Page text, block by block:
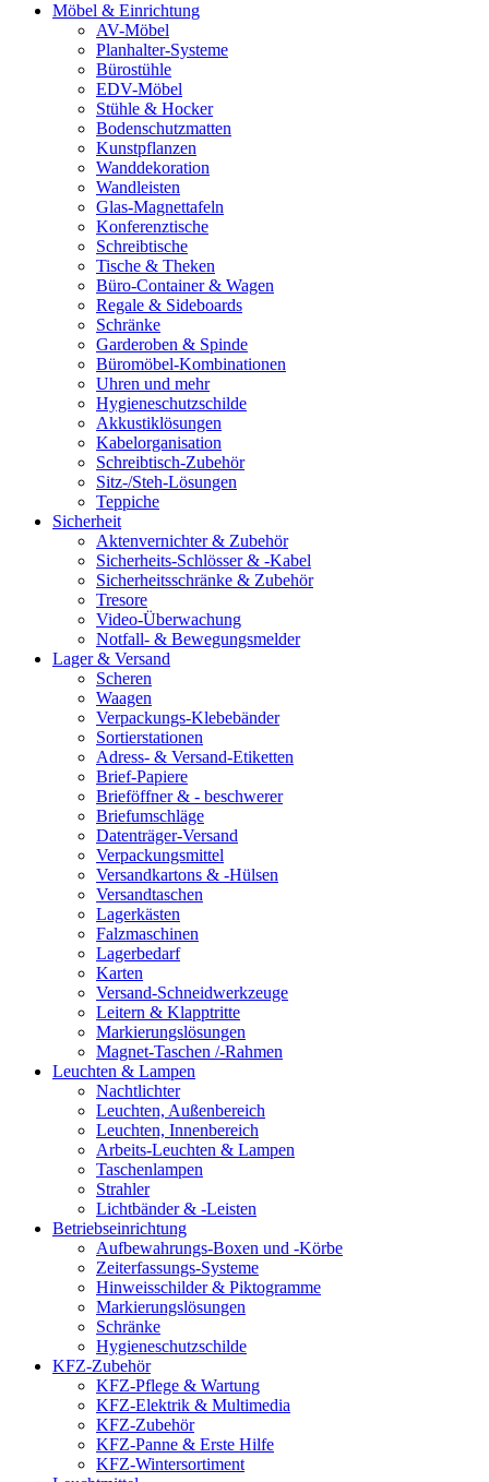
Möbel & Einrichtung
AV-Möbel
Planhalter-Systeme
Bürostühle
EDV-Möbel
Stühle & Hocker
Bodenschutzmatten
Kunstpflanzen
Wanddekoration
Wandleisten
Glas-Magnettafeln
Konferenztische
Schreibtische
Tische & Theken
Büro-Container & Wagen
Regale & Sideboards
Schränke
Garderoben & Spinde
Büromöbel-Kombinationen
Uhren und mehr
Hygieneschutzschilde
Akkustiklösungen
Kabelorganisation
Schreibtisch-Zubehör
Sitz-/Steh-Lösungen
Teppiche
Sicherheit
Aktenvernichter & Zubehör
Sicherheits-Schlösser & -Kabel
Sicherheitsschränke & Zubehör
Tresore
Video-Überwachung
Notfall- & Bewegungsmelder
Lager & Versand
Scheren
Waagen
Verpackungs-Klebebänder
Sortierstationen
Adress- & Versand-Etiketten
Brief-Papiere
Brieföffner & - beschwerer
Briefumschläge
Datenträger-Versand
Verpackungsmittel
Versandkartons & -Hülsen
Versandtaschen
Lagerkästen
Falzmaschinen
Lagerbedarf
Karten
Versand-Schneidwerkzeuge
Leitern & Klapptritte
Markierungslösungen
Magnet-Taschen /-Rahmen
Leuchten & Lampen
Nachtlichter
Leuchten, Außenbereich
Leuchten, Innenbereich
Arbeits-Leuchten & Lampen
Taschenlampen
Strahler
Lichtbänder & -Leisten
Betriebseinrichtung
Aufbewahrungs-Boxen und -Körbe
Zeiterfassungs-Systeme
Hinweisschilder & Piktogramme
Markierungslösungen
Schränke
Hygieneschutzschilde
KFZ-Zubehör
KFZ-Pflege & Wartung
KFZ-Elektrik & Multimedia
KFZ-Zubehör
KFZ-Panne & Erste Hilfe
KFZ-Wintersortiment